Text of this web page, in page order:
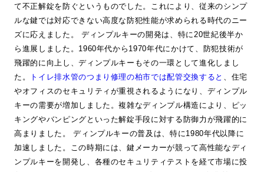
て不正解錠を防ぐというものでした。これにより、従来のシンプ
ルな鍵では対応できない高度な防犯性能が求められる時代のニー
ズに応えました。 ディンプルキーの開発は、特に20世紀後半か
ら進展しました。1960年代から1970年代にかけて、防犯技術が
飛躍的に向上し、ディンプルキーもその一環として進化しまし
た。
トイレ排水管のつまり修理の柏市では配管交換すると
、住宅
やオフィスのセキュリティが重視されるようになり、ディンプル
キーの需要が増加しました。複雑なディンプル構造により、ピッ
キングやバンピングといった解錠手段に対する防御力が飛躍的に
高まりました。 ディンプルキーの普及は、特に1980年代以降に
加速しました。この時期には、鍵メーカーが競って高性能なディ
ンプルキーを開発し、各種のセキュリティテストを経て市場に投